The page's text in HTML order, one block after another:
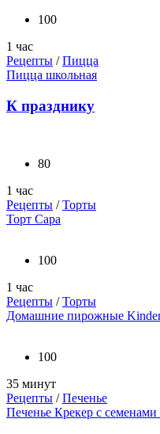
100
1 час
Рецепты /Пицца
Пицца школьная
К празднику
80
1 час
Рецепты /Торты
Торт Сара
100
1 час
Рецепты /Торты
Домашние пирожные Kinder
100
35 минут
Рецепты /Печенье
Печенье Крекер с семенами